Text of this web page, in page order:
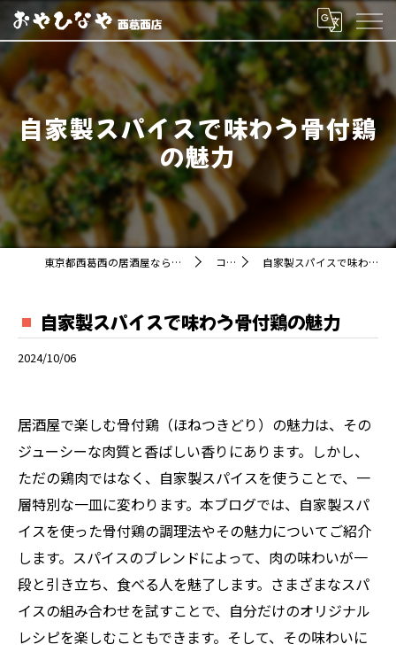
自家製スパイスで味わう骨付鶏
の魅力
東京都西葛西の居酒屋ならおやひなや 西葛西店 コラム 自家製スパイスで味わう骨付鶏の魅力
自家製スパイスで味わう骨付鶏の魅力
2024/10/06
居酒屋で楽しむ骨付鶏（ほねつきどり）の魅力は、その
ジューシーな肉質と香ばしい香りにあります。しかし、
ただの鶏肉ではなく、自家製スパイスを使うことで、一
層特別な一皿に変わります。本ブログでは、自家製スパ
イスを使った骨付鶏の調理法やその魅力についてご紹介
します。スパイスのブレンドによって、肉の味わいが一
段と引き立ち、食べる人を魅了します。さまざまなスパ
イスの組み合わせを試すことで、自分だけのオリジナル
レシピを楽しむこともできます。そして、その味わいに